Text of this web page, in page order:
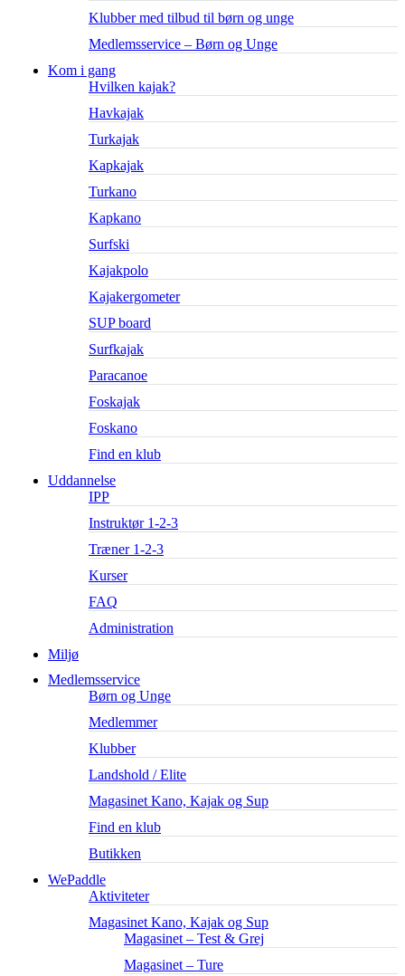
Klubber med tilbud til børn og unge
Medlemsservice – Børn og Unge
Kom i gang
Hvilken kajak?
Havkajak
Turkajak
Kapkajak
Turkano
Kapkano
Surfski
Kajakpolo
Kajakergometer
SUP board
Surfkajak
Paracanoe
Foskajak
Foskano
Find en klub
Uddannelse
IPP
Instruktør 1-2-3
Træner 1-2-3
Kurser
FAQ
Administration
Miljø
Medlemsservice
Børn og Unge
Medlemmer
Klubber
Landshold / Elite
Magasinet Kano, Kajak og Sup
Find en klub
Butikken
WePaddle
Aktiviteter
Magasinet Kano, Kajak og Sup
Magasinet – Test & Grej
Magasinet – Ture